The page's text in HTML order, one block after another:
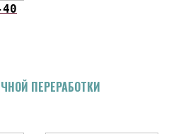
ПЕРЕРАБОТКИ